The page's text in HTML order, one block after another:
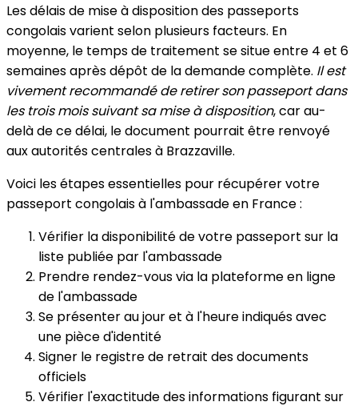
Les délais de mise à disposition des passeports
congolais varient selon plusieurs facteurs. En
moyenne, le temps de traitement se situe entre 4 et 6
semaines après dépôt de la demande complète. Il est
vivement recommandé de retirer son passeport dans
les trois mois suivant sa mise à disposition, car au-
delà de ce délai, le document pourrait être renvoyé
aux autorités centrales à Brazzaville.
Voici les étapes essentielles pour récupérer votre
passeport congolais à l'ambassade en France :
Vérifier la disponibilité de votre passeport sur la
liste publiée par l'ambassade
Prendre rendez-vous via la plateforme en ligne
de l'ambassade
Se présenter au jour et à l'heure indiqués avec
une pièce d'identité
Signer le registre de retrait des documents
officiels
Vérifier l'exactitude des informations figurant sur